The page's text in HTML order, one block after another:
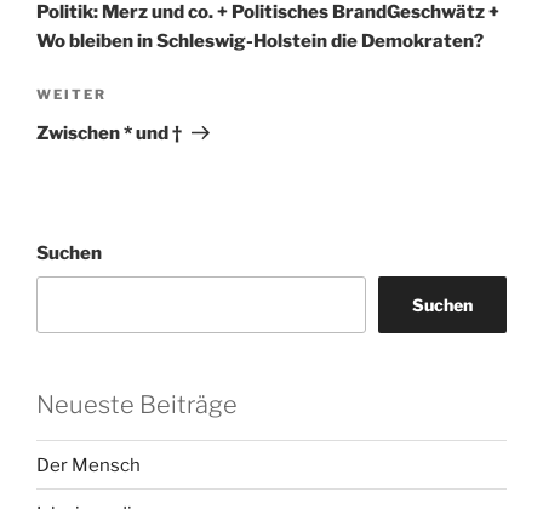
Politik: Merz und co. + Politisches BrandGeschwätz +
Wo bleiben in Schleswig-Holstein die Demokraten?
Nächster
Beitrag
WEITER
Zwischen * und †
Suchen
Suchen
Neueste Beiträge
Der Mensch